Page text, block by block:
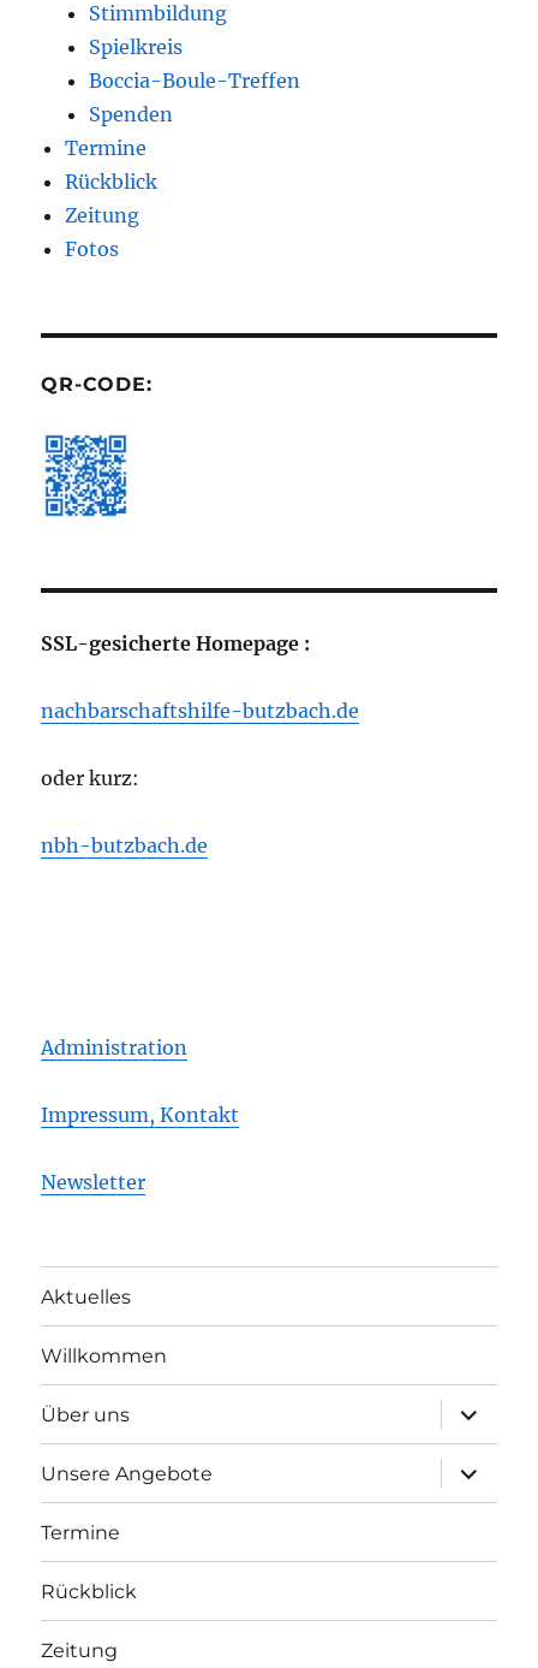
Stimmbildung
Spielkreis
Boccia-Boule-Treffen
Spenden
Termine
Rückblick
Zeitung
Fotos
QR-CODE:
SSL-gesicherte Homepage :
nachbarschaftshilfe-butzbach.de
oder kurz:
nbh-butzbach.de
Administration
Impressum, Kontakt
Newsletter
Aktuelles
Willkommen
Über uns
öffnen
Unsere Angebote
öffnen
Termine
Rückblick
Zeitung